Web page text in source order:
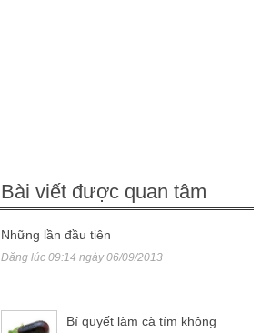
Bài viết được quan tâm
Những lần đầu tiên
Đăng lúc 09:14 ngày 06/09/2013
Bí quyết làm cà tím không